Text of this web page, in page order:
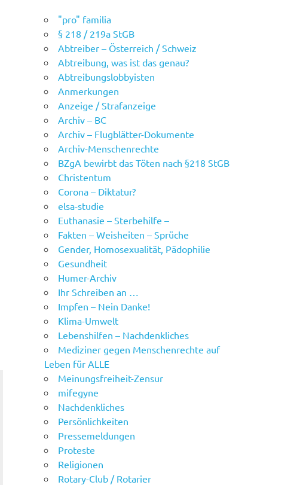
"pro" familia
§ 218 / 219a StGB
Abtreiber – Österreich / Schweiz
Abtreibung, was ist das genau?
Abtreibungslobbyisten
Anmerkungen
Anzeige / Strafanzeige
Archiv – BC
Archiv – Flugblätter-Dokumente
Archiv-Menschenrechte
BZgA bewirbt das Töten nach §218 StGB
Christentum
Corona – Diktatur?
elsa-studie
Euthanasie – Sterbehilfe –
Fakten – Weisheiten – Sprüche
Gender, Homosexualität, Pädophilie
Gesundheit
Humer-Archiv
Ihr Schreiben an …
Impfen – Nein Danke!
Klima-Umwelt
Lebenshilfen – Nachdenkliches
Mediziner gegen Menschenrechte auf
Leben für ALLE
Meinungsfreiheit-Zensur
mifegyne
Nachdenkliches
Persönlichkeiten
Pressemeldungen
Proteste
Religionen
Rotary-Club / Rotarier